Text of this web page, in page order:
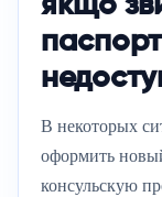
В некоторых
оформить
консульскую